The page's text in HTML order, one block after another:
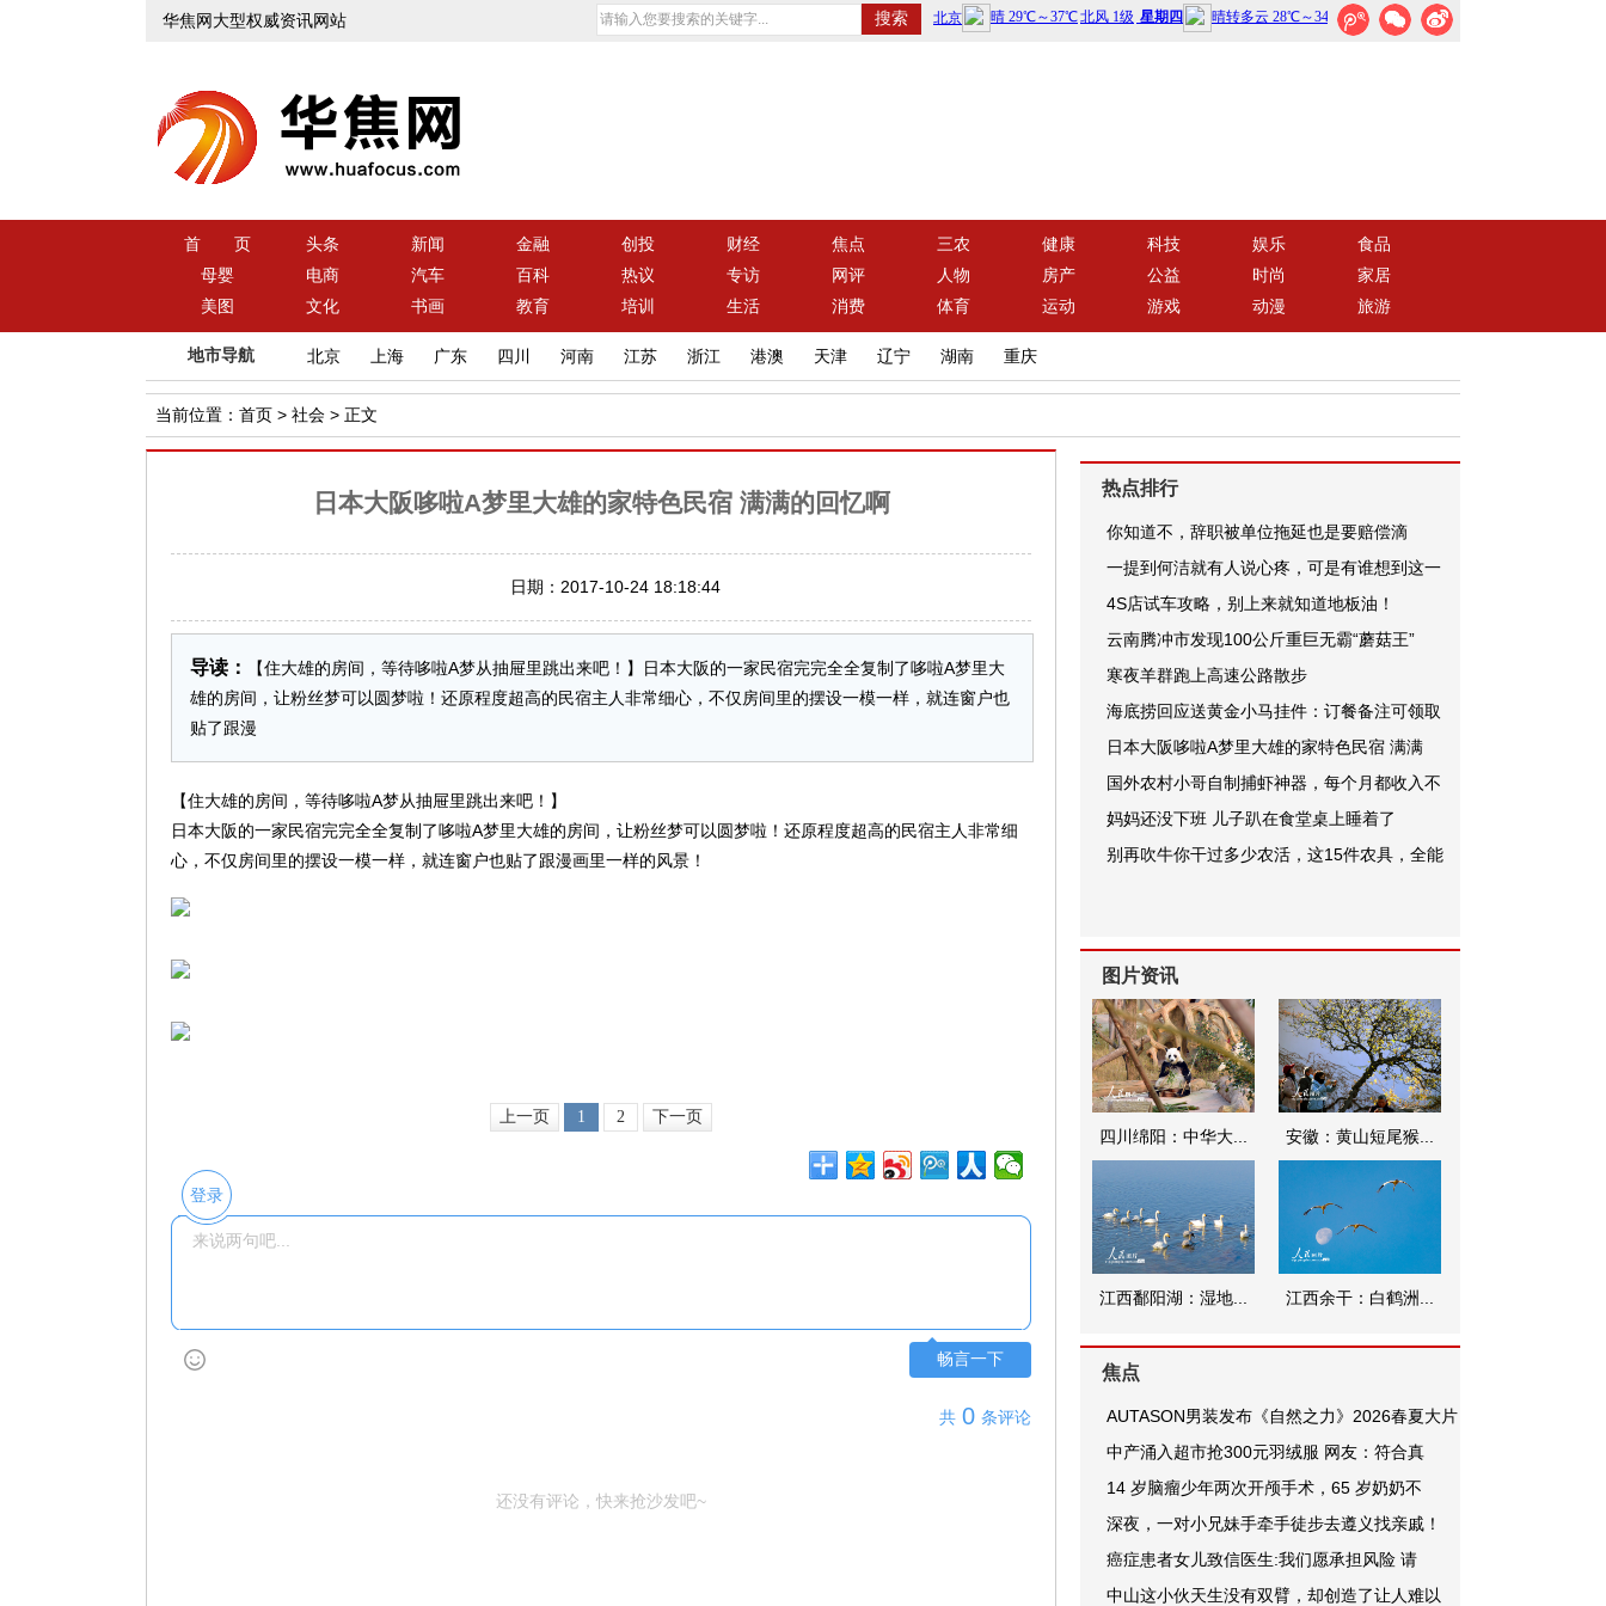
华焦网大型权威资讯网站
首 页 头条 新闻 金融 创投 财经 焦点 三农 健康 科技 娱乐
食品
母婴
电商 汽车 百科 热议 专访 网评 人物 房产 公益 时尚
家居
美图
文化 书画 教育 培训 生活 消费 体育 运动 游戏 动漫 旅游
地市导航 北京 上海 广东 四川 河南 江苏 浙江 港澳 天津 辽宁 湖南 重庆
当前位置： 首页 > 社会 > 正文
日本大阪哆啦A梦里大雄的家特色民宿 满满的回忆啊
日期：2017-10-24 18:18:44
导读：
【住大雄的房间，等待哆啦A梦从抽屉里跳出来吧！】日本大阪的一家民宿完完全全复制了哆啦A梦里大
雄的房间，让粉丝梦可以圆梦啦！还原程度超高的民宿主人非常细心，不仅房间里的摆设一模一样，就连窗户也
贴了跟漫
【住大雄的房间，等待哆啦A梦从抽屉里跳出来吧！】
日本大阪的一家民宿完完全全复制了哆啦A梦里大雄的房间，让粉丝梦可以圆梦啦！还原程度超高的民宿主人非常细
心，不仅房间里的摆设一模一样，就连窗户也贴了跟漫画里一样的风景！
上一页 1 2 下一页
登录
畅言一下
共 0 条评论
还没有评论，快来抢沙发吧~
热点排行
你知道不，辞职被单位拖延也是要赔偿滴
一提到何洁就有人说心疼，可是有谁想到这一
4S店试车攻略，别上来就知道地板油！
云南腾冲市发现100公斤重巨无霸“蘑菇王”
寒夜羊群跑上高速公路散步
海底捞回应送黄金小马挂件：订餐备注可领取
日本大阪哆啦A梦里大雄的家特色民宿 满满
国外农村小哥自制捕虾神器，每个月都收入不
妈妈还没下班 儿子趴在食堂桌上睡着了
别再吹牛你干过多少农活，这15件农具，全能
图片资讯
四川绵阳：中华大... 安徽：黄山短尾猴...
江西鄱阳湖：湿地... 江西余干：白鹤洲...
焦点
AUTASON男装发布《自然之力》2026春夏大片
中产涌入超市抢300元羽绒服 网友：符合真
14 岁脑瘤少年两次开颅手术，65 岁奶奶不
深夜，一对小兄妹手牵手徒步去遵义找亲戚！
癌症患者女儿致信医生:我们愿承担风险 请
中山这小伙天生没有双臂，却创造了让人难以